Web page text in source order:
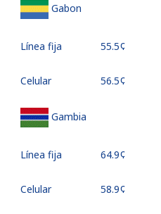
Gabon
Línea fija ⁦55.5¢⁩
Celular ⁦56.5¢⁩
Gambia
Línea fija ⁦64.9¢⁩
Celular ⁦58.9¢⁩